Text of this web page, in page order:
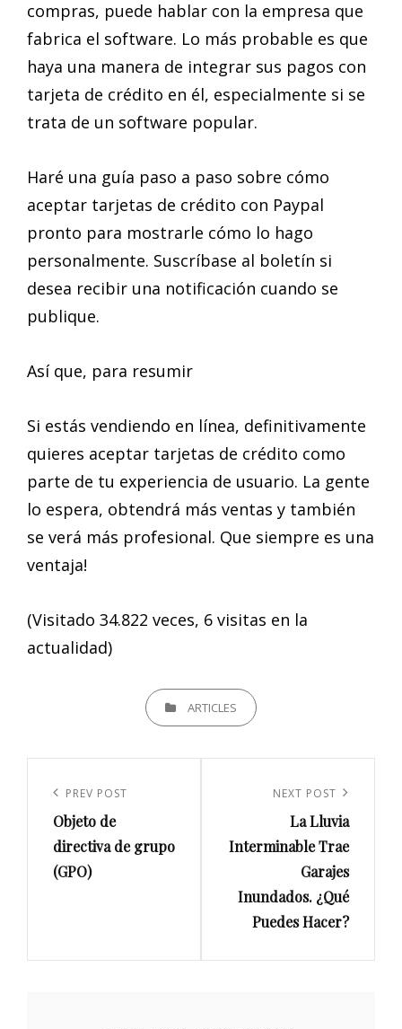
compras, puede hablar con la empresa que
fabrica el software. Lo más probable es que
haya una manera de integrar sus pagos con
tarjeta de crédito en él, especialmente si se
trata de un software popular.
Haré una guía paso a paso sobre cómo
aceptar tarjetas de crédito con Paypal
pronto para mostrarle cómo lo hago
personalmente. Suscríbase al boletín si
desea recibir una notificación cuando se
publique.
Así que, para resumir
Si estás vendiendo en línea, definitivamente
quieres aceptar tarjetas de crédito como
parte de tu experiencia de usuario. La gente
lo espera, obtendrá más ventas y también
se verá más profesional. Que siempre es una
ventaja!
(Visitado 34.822 veces, 6 visitas en la
actualidad)
CATEGORIESARTICLES
entradas
Previous
Post
PREV POST
Objeto de
directiva de grupo
(GPO)
NEXT POST
La Lluvia
Interminable Trae
Garajes
Inundados. ¿Qué
Puedes Hacer?